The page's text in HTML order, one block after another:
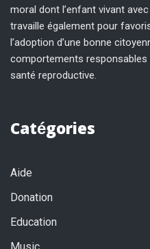
moral dont l’enfant vivant
travaille également pour
l’adoption d’une bonne
comportements responsables
santé reproductive.
Catégories
Aide
Donation
Education